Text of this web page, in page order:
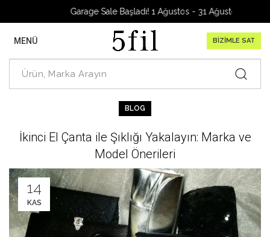
Garage Sale Başladı! 1 Ağustos - 31 Ağustos 2026
MENÜ BİZİMLE SAT
BLOG
İkinci El Çanta ile Şıklığı Yakalayın: Marka ve
Model Önerileri
14
KAS